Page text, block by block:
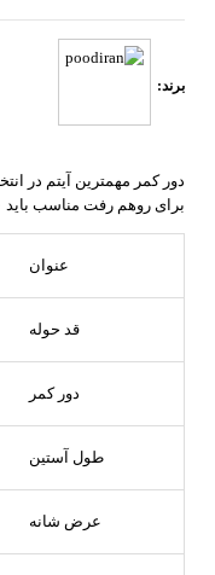
برند:
دور کمر مهمترین آیتم در
برای روهم رفت مناسب باید ۲۰ سانت از دور کمر فرد بیشتر باشد.
عنوان
قد حوله
دور کمر
طول آستین
عرض شانه